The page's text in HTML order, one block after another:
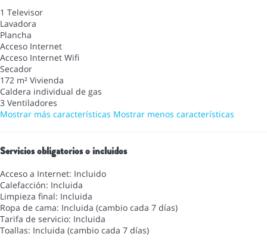
1 Televisor
Lavadora
Plancha
Acceso Internet
Acceso Internet Wifi
Secador
172 m² Vivienda
Caldera individual de gas
3 Ventiladores
Mostrar más características Mostrar menos características
Servicios obligatorios o incluidos
Acceso a Internet: Incluido
Calefacción: Incluida
Limpieza final: Incluida
Ropa de cama: Incluida (cambio cada 7 días)
Tarifa de servicio: Incluida
Toallas: Incluida (cambio cada 7 días)